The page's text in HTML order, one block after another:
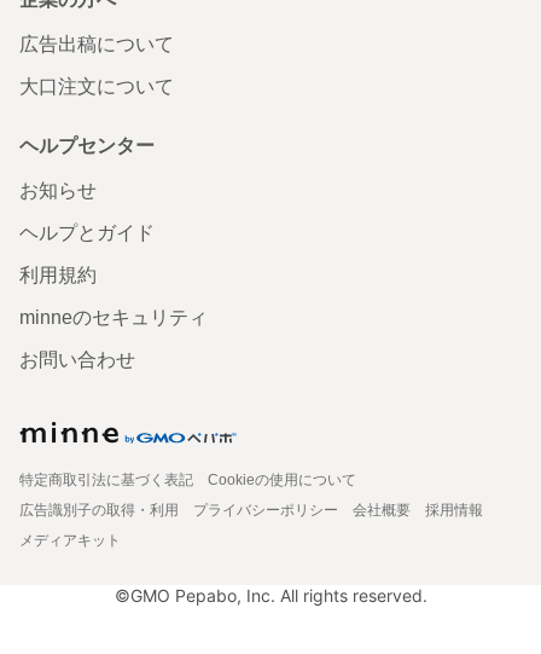
広告出稿について
大口注文について
ヘルプセンター
お知らせ
ヘルプとガイド
利用規約
minneのセキュリティ
お問い合わせ
特定商取引法に基づく表記
Cookieの使用について
広告識別子の取得・利用
プライバシーポリシー 会社概要
採用情報
メディアキット
©GMO Pepabo, Inc. All rights reserved.